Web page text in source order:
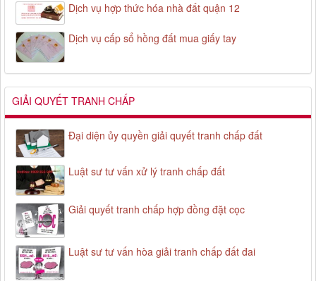
Dịch vụ hợp thức hóa nhà đất quận 12
Dịch vụ cấp sổ hồng đất mua giấy tay
GIẢI QUYẾT TRANH CHẤP
Đại diện ủy quyền giải quyết tranh chấp đất
Luật sư tư vấn xử lý tranh chấp đất
Giải quyết tranh chấp hợp đồng đặt cọc
Luật sư tư vấn hòa giải tranh chấp đất đai